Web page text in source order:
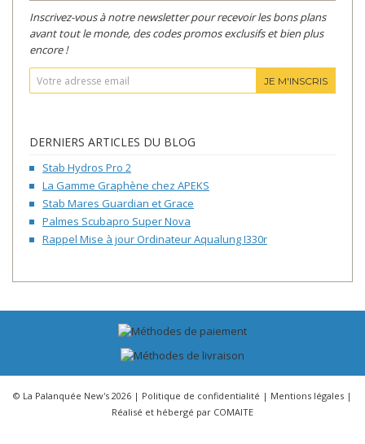
Inscrivez-vous à notre newsletter pour recevoir les bons plans
avant tout le monde, des codes promos exclusifs et bien plus
encore !
JE M'INSCRIS
DERNIERS ARTICLES DU BLOG
Stab Hydros Pro 2
La Gamme Graphène chez APEKS
Stab Mares Guardian et Grace
Palmes Scubapro Super Nova
Rappel Mise à jour Ordinateur Aqualung I330r
© La Palanquée New's 2026 | Politique de confidentialité | Mentions légales |
Réalisé et hébergé par COMAITE